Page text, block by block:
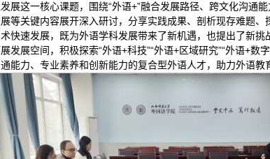
展这一核心课题，围绕“外语+”融合发展路径、跨文化沟通
等关键内容展开深入研讨，分享实践成果、剖析现存难题、
快速发展，既为外语学科发展带来了新机遇，也提出了新
发展空间，积极探索“外语+科技”“外语+区域研究”“外语+数
能力、专业素养和创新能力的复合型外语人才，助力外语教